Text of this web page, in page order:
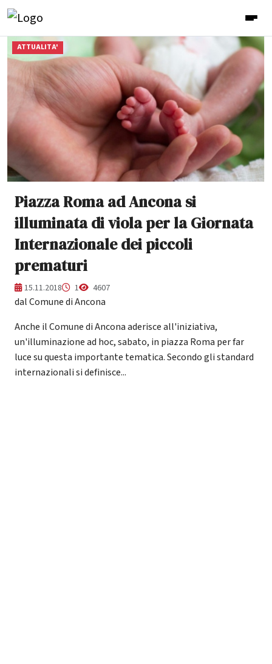
ATTUALITA'
Piazza Roma ad Ancona si
illuminata di viola per la Giornata
Internazionale dei piccoli
prematuri
15.11.2018 1 4607
dal Comune di Ancona
Anche il Comune di Ancona aderisce all'iniziativa,
un'illuminazione ad hoc, sabato, in piazza Roma per far
luce su questa importante tematica. Secondo gli standard
internazionali si definisce...